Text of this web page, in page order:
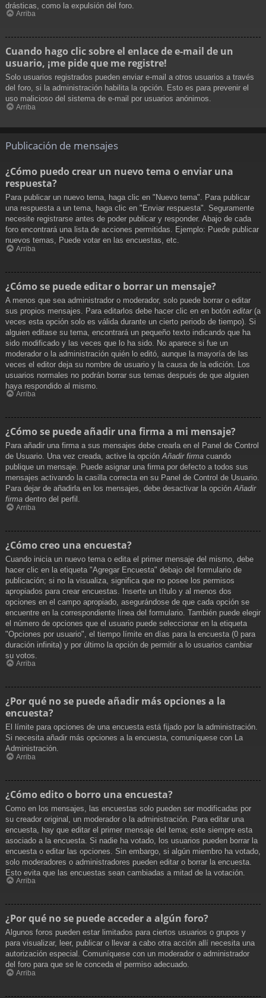
drásticas, como la expulsión del foro.
Arriba
Cuando hago clic sobre el enlace de e-mail de un
usuario, ¡me pide que me registre!
Solo usuarios registrados pueden enviar e-mail a otros usuarios a través
del foro, si la administración habilita la opción. Esto es para prevenir el
uso malicioso del sistema de e-mail por usuarios anónimos.
Arriba
Publicación de mensajes
¿Cómo puedo crear un nuevo tema o enviar una
respuesta?
Para publicar un nuevo tema, haga clic en "Nuevo tema". Para publicar
una respuesta a un tema, haga clic en "Enviar respuesta". Seguramente
necesite registrarse antes de poder publicar y responder. Abajo de cada
foro encontrará una lista de acciones permitidas. Ejemplo: Puede publicar
nuevos temas, Puede votar en las encuestas, etc.
Arriba
¿Cómo se puede editar o borrar un mensaje?
A menos que sea administrador o moderador, solo puede borrar o editar
sus propios mensajes. Para editarlos debe hacer clic en en botón editar(a
veces esta opción solo es válida durante un cierto periodo de tiempo). Si
alguien editase su tema, encontrará un pequeño texto indicando que ha
sido modificado y las veces que lo ha sido. No aparece si fue un
moderador o la administración quién lo editó, aunque la mayoría de las
veces el editor deja su nombre de usuario y la causa de la edición. Los
usuarios normales no podrán borrar sus temas después de que alguien
haya respondido al mismo.
Arriba
¿Cómo se puede añadir una firma a mi mensaje?
Para añadir una firma a sus mensajes debe crearla en el Panel de Control
de Usuario. Una vez creada, active la opciónAñadir firma cuando
publique un mensaje. Puede asignar una firma por defecto a todos sus
mensajes activando la casilla correcta en su Panel de Control de Usuario.
Para dejar de añadirla en los mensajes, debe desactivar la opciónAñadir
firma dentro del perfil.
Arriba
¿Cómo creo una encuesta?
Cuando inicia un nuevo tema o edita el primer mensaje del mismo, debe
hacer clic en la etiqueta "Agregar Encuesta" debajo del formulario de
publicación; si no la visualiza, significa que no posee los permisos
apropiados para crear encuestas. Inserte un título y al menos dos
opciones en el campo apropiado, asegurándose de que cada opción se
encuentre en la correspondiente línea del formulario. También puede elegir
el número de opciones que el usuario puede seleccionar en la etiqueta
"Opciones por usuario", el tiempo límite en días para la encuesta (0 para
duración infinita) y por último la opción de permitir a lo usuarios cambiar
su votos.
Arriba
¿Por qué no se puede añadir más opciones a la
encuesta?
El límite para opciones de una encuesta está fijado por la administración.
Si necesita añadir más opciones a la encuesta, comuníquese con La
Administración.
Arriba
¿Cómo edito o borro una encuesta?
Como en los mensajes, las encuestas solo pueden ser modificadas por
su creador original, un moderador o la administración. Para editar una
encuesta, hay que editar el primer mensaje del tema; este siempre esta
asociado a la encuesta. Si nadie ha votado, los usuarios pueden borrar la
encuesta o editar las opciones. Sin embargo, si algún miembro ha votado,
solo moderadores o administradores pueden editar o borrar la encuesta.
Esto evita que las encuestas sean cambiadas a mitad de la votación.
Arriba
¿Por qué no se puede acceder a algún foro?
Algunos foros pueden estar limitados para ciertos usuarios o grupos y
para visualizar, leer, publicar o llevar a cabo otra acción allí necesita una
autorización especial. Comuníquese con un moderador o administrador
del foro para que se le conceda el permiso adecuado.
Arriba